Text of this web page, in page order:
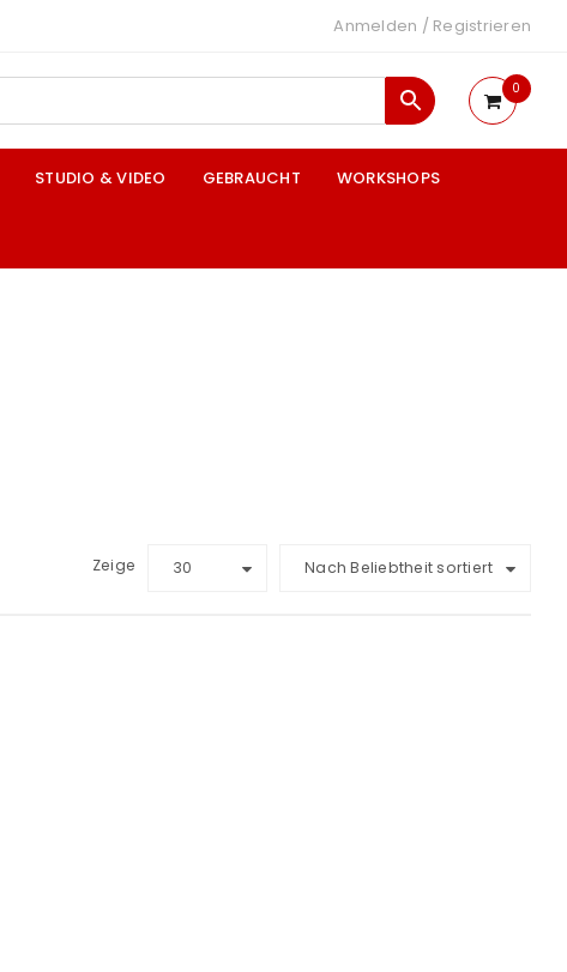
Anmelden / Registrieren
0
STUDIO & VIDEO GEBRAUCHT WORKSHOPS
Nach Beliebtheit sortiert
Zeige 30